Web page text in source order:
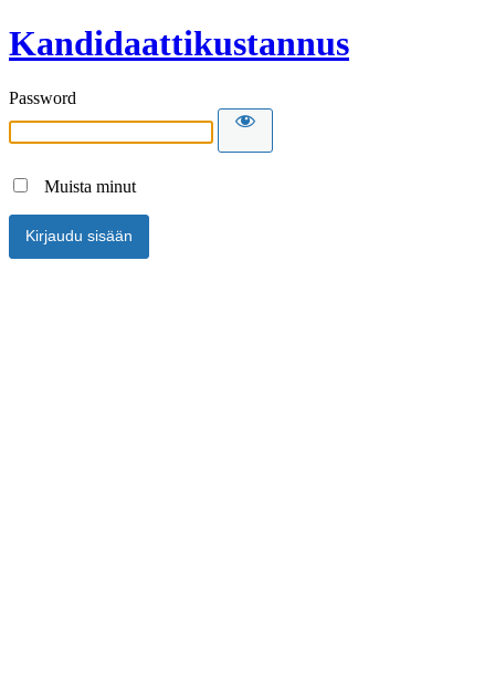
Kandidaattikustannus
Password
Muista minut